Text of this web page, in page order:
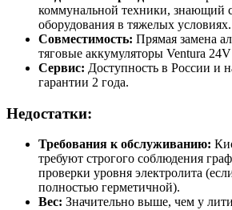
коммунальной техники, знающий
оборудования в тяжелых условиях.
Совместимость: Прямая замена
тяговые аккумуляторы Ventura
Сервис: Доступность в России и
гарантии 2 года.
Недостатки:
Требования к обслуживанию:
требуют строгого соблюдения
проверки уровня электролита
полностью герметичной).
Вес: Значительно выше, чем у